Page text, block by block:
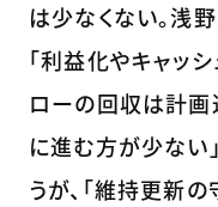
は少なくない。浅
「利益化やキャッシ
ローの回収は計画
に進む方が少ない
うが、「維持更新の